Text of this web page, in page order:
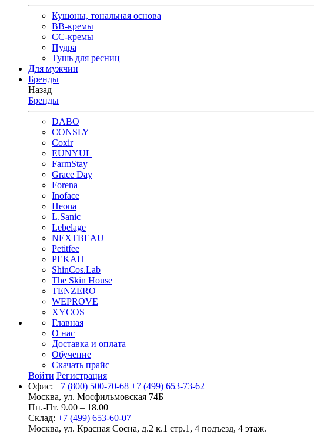
Кушоны, тональная основа
BB-кремы
CC-кремы
Пудра
Тушь для ресниц
Для мужчин
Бренды
Назад
Бренды
DABO
CONSLY
Coxir
EUNYUL
FarmStay
Grace Day
Forena
Inoface
Heona
L.Sanic
Lebelage
NEXTBEAU
Petitfee
PEKAH
ShinCos.Lab
The Skin House
TENZERO
WEPROVE
XYCOS
Главная
О нас
Доставка и оплата
Обучение
Скачать прайс
Войти Регистрация
Офис: +7 (800) 500-70-68 +7 (499) 653-73-62
Москва, ул. Мосфильмовская 74Б
Пн.-Пт. 9.00 – 18.00
Склад: +7 (499) 653-60-07
Москва, ул. Красная Сосна, д.2 к.1 стр.1, 4 подъезд, 4 этаж.